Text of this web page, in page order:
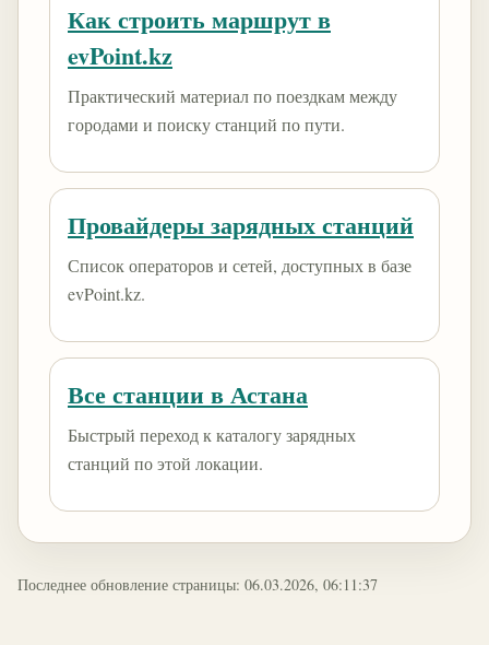
Как строить маршрут в
evPoint.kz
Практический материал по поездкам между
городами и поиску станций по пути.
Провайдеры зарядных станций
Список операторов и сетей, доступных в базе
evPoint.kz.
Все станции в Астана
Быстрый переход к каталогу зарядных
станций по этой локации.
Последнее обновление страницы: 06.03.2026, 06:11:37